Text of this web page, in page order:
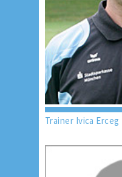
Trainer Ivica Erceg